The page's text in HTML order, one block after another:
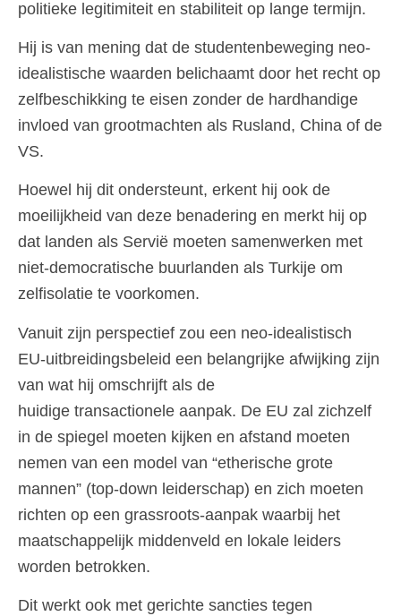
politieke legitimiteit en stabiliteit op lange termijn.
Hij is van mening dat de studentenbeweging neo-
idealistische waarden belichaamt door het recht op
zelfbeschikking te eisen zonder de hardhandige
invloed van grootmachten als Rusland, China of de
VS.
Hoewel hij dit ondersteunt, erkent hij ook de
moeilijkheid van deze benadering en merkt hij op
dat landen als Servië moeten samenwerken met
niet-democratische buurlanden als Turkije om
zelfisolatie te voorkomen.
Vanuit zijn perspectief zou een neo-idealistisch
EU-uitbreidingsbeleid een belangrijke afwijking zijn
van wat hij omschrijft als de
huidige transactionele aanpak. De EU zal zichzelf
in de spiegel moeten kijken en afstand moeten
nemen van een model van “etherische grote
mannen” (top-down leiderschap) en zich moeten
richten op een grassroots-aanpak waarbij het
maatschappelijk middenveld en lokale leiders
worden betrokken.
Dit werkt ook met gerichte sancties tegen